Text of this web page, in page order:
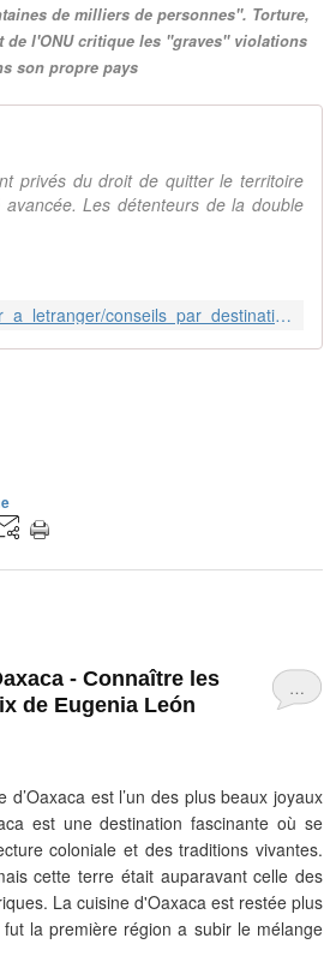
r
i
i
l
l
de milliers de personnes". Torture,
l'ONU critique les "graves" violations
son propre pays
privés du droit de quitter le territoire
Les détenteurs de la double
https://diplomatie.belgium.be/fr/Services/voyager_a_letranger/conseils_par_destination/turquie
…
- Connaître les
de Eugenia León
est l’un des plus beaux joyaux
est une destination fascinante où se
coloniale et des traditions vivantes.
cette terre était auparavant celle des
La cuisine d'Oaxaca est restée plus
la première région a subir le mélange